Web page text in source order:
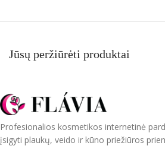
Jūsų peržiūrėti produktai
Profesionalios kosmetikos internetinė
įsigyti plaukų, veido ir kūno priežiūros